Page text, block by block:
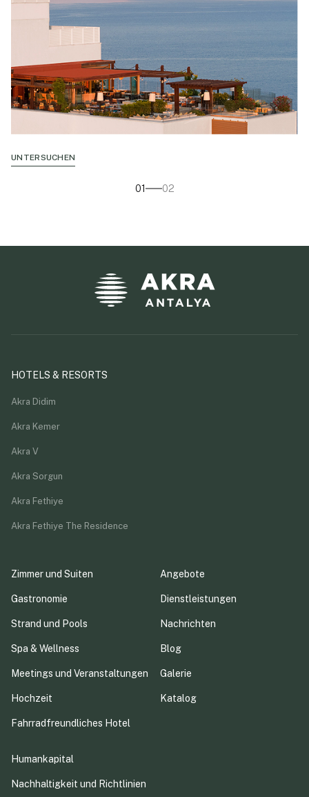
UNTERSUCHEN
01 02
HOTELS & RESORTS
Akra Didim
Akra Kemer
Akra V
Akra Sorgun
Akra Fethiye
Akra Fethiye The Residence
Zimmer und Suiten
Gastronomie
Strand und Pools
Spa & Wellness
Meetings und Veranstaltungen
Hochzeit
Fahrradfreundliches Hotel
Angebote
Dienstleistungen
Nachrichten
Blog
Galerie
Katalog
Humankapital
Nachhaltigkeit und Richtlinien